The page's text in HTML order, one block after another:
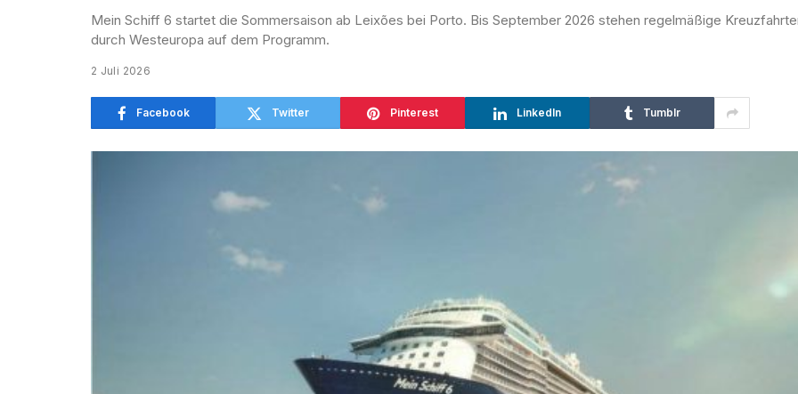
Mein Schiff 6 startet die Sommersaison ab Leixões bei Porto. Bis September 2026 stehen regelmäßige
durch Westeuropa auf dem Programm.
2 Juli 2026
Facebook Twitter Pinterest LinkedIn Tumblr